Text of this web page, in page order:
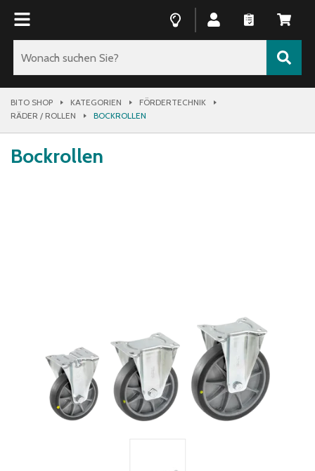
BITO SHOP KATEGORIEN
FÖRDERTECHNIK
RÄDER / ROLLEN
BOCKROLLEN
Bockrollen